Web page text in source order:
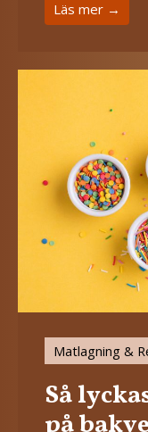
Läs mer →
Matlagning &
Så